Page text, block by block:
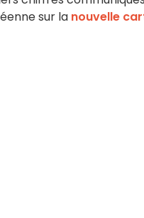
sur la nouvelle